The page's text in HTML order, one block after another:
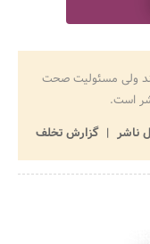
ولی مسئولیت صحت
است.
ناشر
گزارش تخلف